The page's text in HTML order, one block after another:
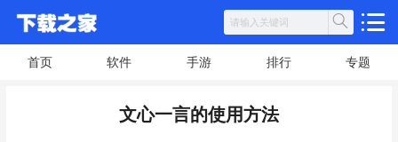
首页 软件 手游 排行 专题
文心一言的使用方法